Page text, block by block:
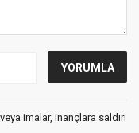
imalar, inançlara saldırı